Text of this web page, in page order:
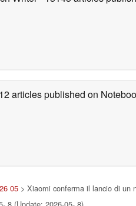
articles published on
05 > Xiaomi conferma il lancio di un